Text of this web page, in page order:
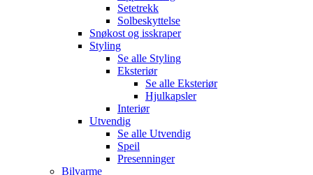
Setetrekk
Solbeskyttelse
Snøkost og isskraper
Styling
Se alle Styling
Eksteriør
Se alle Eksteriør
Hjulkapsler
Interiør
Utvendig
Se alle Utvendig
Speil
Presenninger
Bilvarme